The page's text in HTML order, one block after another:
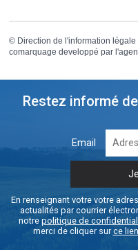
© Direction de l'information légale
comarquage developpé par l'
Restez informé
Email
En renseignant votre votre
actualités par courrier
notre politique de
merci de cliquer surce lien